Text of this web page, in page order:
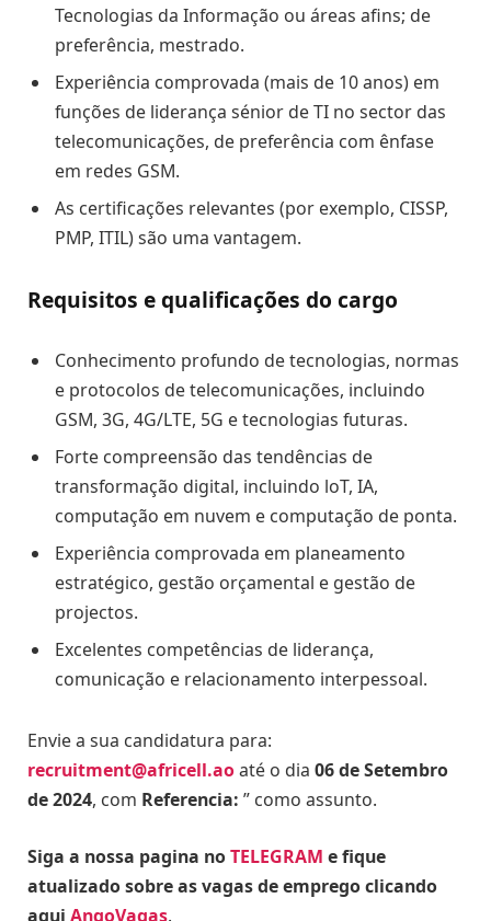
Tecnologias da Informação ou áreas afins; de
preferência, mestrado.
Experiência comprovada (mais de 10 anos) em
funções de liderança sénior de TI no sector das
telecomunicações, de preferência com ênfase
em redes GSM.
As certificações relevantes (por exemplo, CISSP,
PMP, ITIL) são uma vantagem.
Requisitos e qualificações do cargo
Conhecimento profundo de tecnologias, normas
e protocolos de telecomunicações, incluindo
GSM, 3G, 4G/LTE, 5G e tecnologias futuras.
Forte compreensão das tendências de
transformação digital, incluindo loT, IA,
computação em nuvem e computação de ponta.
Experiência comprovada em planeamento
estratégico, gestão orçamental e gestão de
projectos.
Excelentes competências de liderança,
comunicação e relacionamento interpessoal.
Envie a sua candidatura para:
recruitment@africell.aoaté o dia 06 de Setembro
de 2024, com Referencia: ” como assunto.
Siga a nossa pagina noTELEGRAM e fique
atualizado sobre as vagas de emprego clicando
aqui AngoVagas.